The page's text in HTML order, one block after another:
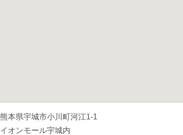
熊本県宇城市小川町河江1-1
イオンモール宇城内